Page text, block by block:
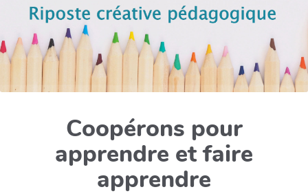
Coopérons pour
apprendre et faire
apprendre